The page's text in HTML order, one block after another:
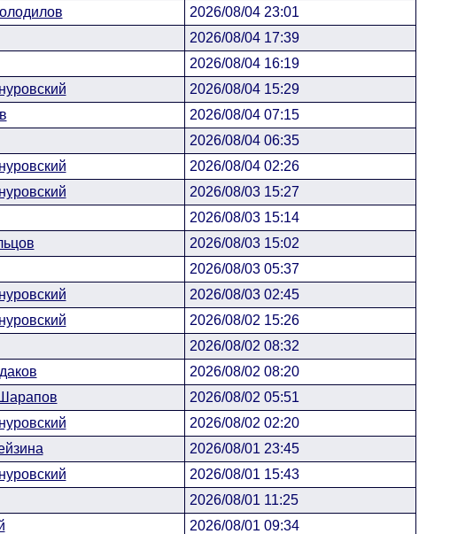
2026/08/04 23:01
2026/08/04 17:39
2026/08/04 16:19
2026/08/04 15:29
2026/08/04 07:15
2026/08/04 06:35
2026/08/04 02:26
2026/08/03 15:27
2026/08/03 15:14
2026/08/03 15:02
2026/08/03 05:37
2026/08/03 02:45
2026/08/02 15:26
2026/08/02 08:32
2026/08/02 08:20
2026/08/02 05:51
2026/08/02 02:20
2026/08/01 23:45
2026/08/01 15:43
2026/08/01 11:25
2026/08/01 09:34